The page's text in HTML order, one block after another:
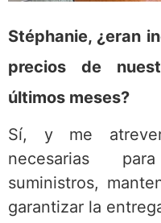
Stéphanie, ¿eran
precios de
últimos meses?
Sí, y me
necesarias
suministros,
garantizar la